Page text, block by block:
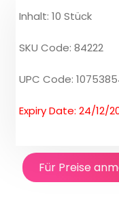
Inhalt: 10 Stück
SKU Code: 84222
UPC Code:
Expiry Date: 24/12/
Für Preise